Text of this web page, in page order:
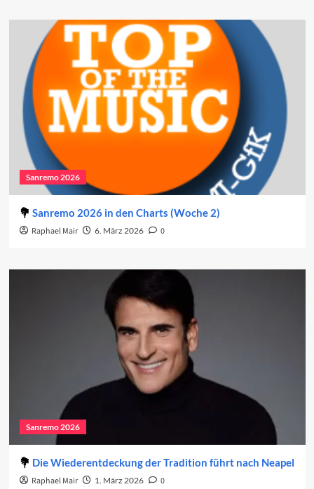
Sanremo 2026
Sanremo 2026 in den Charts (Woche 2)
Raphael Mair 6. März 2026 0
Sanremo 2026
Die Wiederentdeckung der Tradition führt nach Neapel
Raphael Mair 1. März 2026 0